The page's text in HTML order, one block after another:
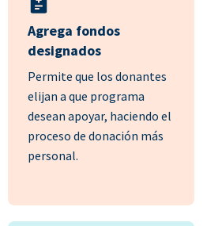
Agrega fondos
designados
Permite que los donantes
elijan a que programa
desean apoyar, haciendo el
proceso de donación más
personal.